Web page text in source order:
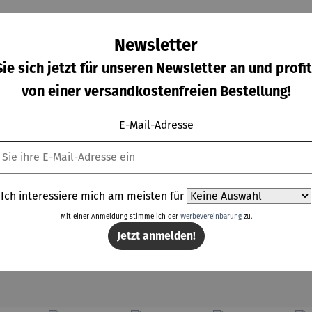
Alte
in
edler
Preis:
€
Alte
Haselnuss
0,7 l
Regulärer Preis:
27,50 €
Gin |
Limettenli
Regulärer Preis:
24,90 €
Roter
pfirsichlik
ör 0,5 l
Regulärer
24,90 €
Newsletter
sich jetzt für unseren Newsletter an und
von einer versandkostenfreien Bestellung!
E-Mail-Adresse
Ich interessiere mich am meisten für
Mit einer Anmeldung stimme ich der Werbevereinbarungzu.
Jetzt anmelden!